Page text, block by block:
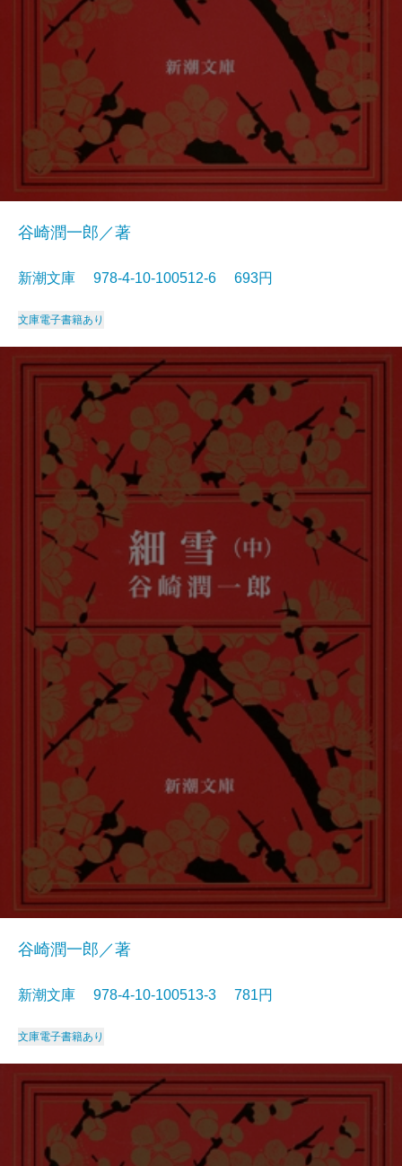
谷崎潤一郎／著
新潮文庫 978-4-10-100512-6 693円
文庫電子書籍あり
谷崎潤一郎／著
新潮文庫 978-4-10-100513-3 781円
文庫電子書籍あり